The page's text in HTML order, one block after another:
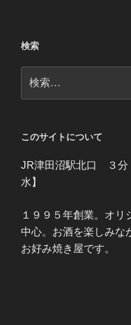
検索
索:
このサイトについて
JR津田沼駅北口 ３分
水】
１９９５年創業。オ
中心。お酒を楽しみな
お好み焼き屋です。